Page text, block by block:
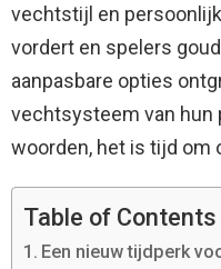
vechtstijl en
vordert en spelers
aanpasbare opties
vechtsysteem van hun
woorden, het is tijd om
Table of Contents
Een nieuw tijdperk